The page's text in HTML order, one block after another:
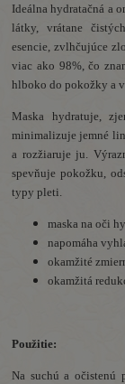
Ideálna hydratačná a
látky, vrátane
esencie, zvlhčujúce
viac ako 98%, čo
hlboko do pokožky a
Maska hydratuje,
minimalizuje jemné
a rozžiaruje ju.
spevňuje pokožku,
typy pleti.
maska na oči
napomáha
okamžité
okamžitá
Použitie:
Na suchú a očistenú